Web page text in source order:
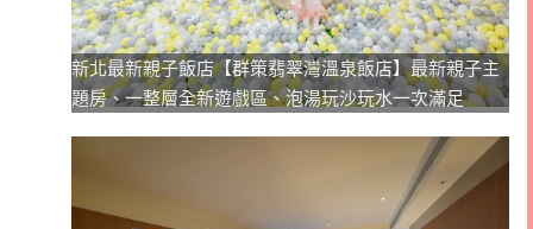
新北最新親子飯店【群策翡翠灣溫泉飯店】最新親子主
題房、一整層全新遊戲區、泡湯玩沙玩水一次滿足